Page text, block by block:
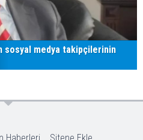
sosyal medya takipçilerinin